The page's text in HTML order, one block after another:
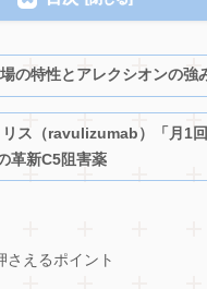
の特性とアレクシオンの強
ス（ravulizumab）「月1回
革新C5阻害薬
さえるポイント